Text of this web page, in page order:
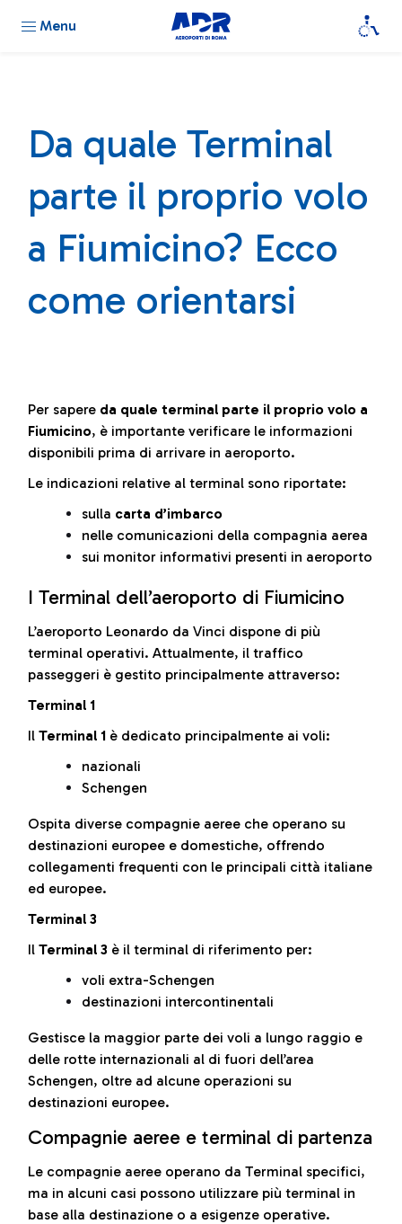
Menu
Da quale Terminal
parte il proprio volo
a Fiumicino? Ecco
come orientarsi
Per sapere da quale terminal parte il proprio volo a
Fiumicino, è importante verificare le informazioni
disponibili prima di arrivare in aeroporto.
Le indicazioni relative al terminal sono riportate:
sulla carta d’imbarco
nelle comunicazioni della compagnia aerea
sui monitor informativi presenti in aeroporto
I Terminal dell’aeroporto di Fiumicino
L’aeroporto Leonardo da Vinci dispone di più
terminal operativi. Attualmente, il traffico
passeggeri è gestito principalmente attraverso:
Terminal 1
Il Terminal 1 è dedicato principalmente ai voli:
nazionali
Schengen
Ospita diverse compagnie aeree che operano su
destinazioni europee e domestiche, offrendo
collegamenti frequenti con le principali città italiane
ed europee.
Terminal 3
Il Terminal 3 è il terminal di riferimento per:
voli extra-Schengen
destinazioni intercontinentali
Gestisce la maggior parte dei voli a lungo raggio e
delle rotte internazionali al di fuori dell’area
Schengen, oltre ad alcune operazioni su
destinazioni europee.
Compagnie aeree e terminal di partenza
Le compagnie aeree operano da Terminal specifici,
ma in alcuni casi possono utilizzare più terminal in
base alla destinazione o a esigenze operative.